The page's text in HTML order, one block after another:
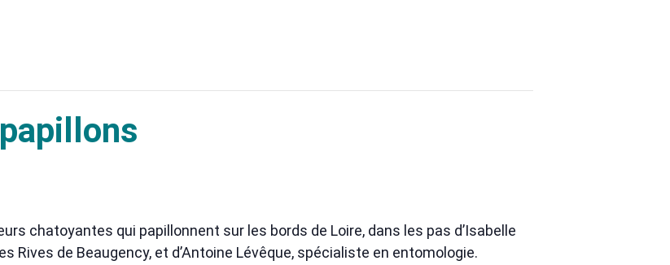
chatoyantes qui papillonnent sur les bords de Loire, dans les pas d’Isabelle
Rives de Beaugency, et d’Antoine Lévêque, spécialiste en entomologie.